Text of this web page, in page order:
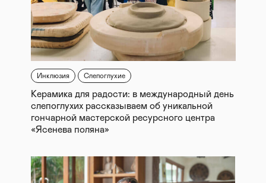
Инклюзия Слепоглухие
Керамика для радости: в международный день
слепоглухих рассказываем об уникальной
гончарной мастерской ресурсного центра
«Ясенева поляна»